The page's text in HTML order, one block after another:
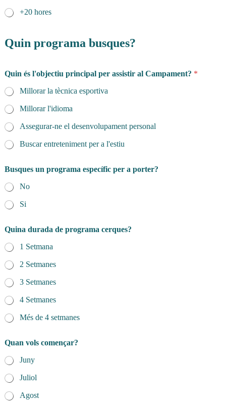
+20 hores
Quin programa busques?
Quin és l'objectiu principal per assistir al Campament? *
Millorar la tècnica esportiva
Millorar l'idioma
Assegurar-ne el desenvolupament personal
Buscar entreteniment per a l'estiu
Busques un programa específic per a porter?
No
Si
Quina durada de programa cerques?
1 Setmana
2 Setmanes
3 Setmanes
4 Setmanes
Més de 4 setmanes
Quan vols començar?
Juny
Juliol
Agost